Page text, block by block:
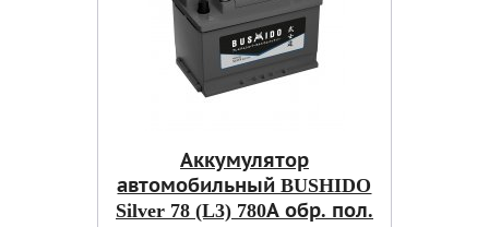
Аккумулятор
автомобильный BUSHIDO
Silver 78 (L3) 780А обр. пол.